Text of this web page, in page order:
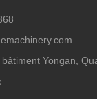
Yongan,